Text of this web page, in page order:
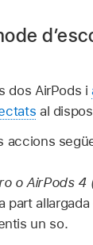
dos AirPods i
al
accions
o AirPods 4
part allargada
un so.